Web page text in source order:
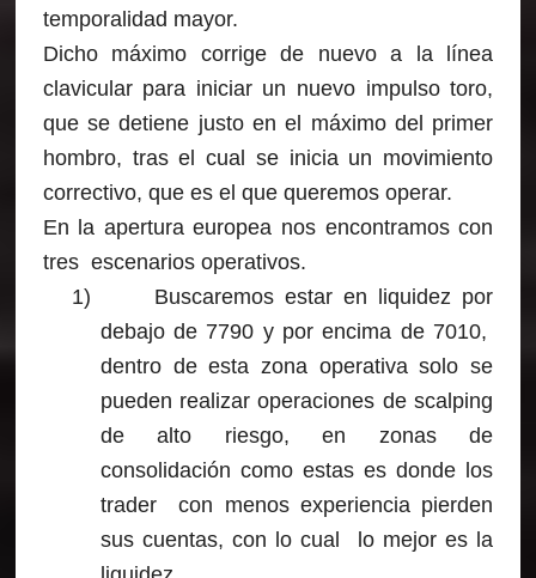
temporalidad mayor.
Dicho máximo corrige de nuevo a la línea
clavicular para iniciar un nuevo impulso toro,
que se detiene justo en el máximo del primer
hombro, tras el cual se inicia un movimiento
correctivo, que es el que queremos operar.
En la apertura europea nos encontramos con
tres escenarios operativos.
1) Buscaremos estar en liquidez por
debajo de 7790 y por encima de 7010,
dentro de esta zona operativa solo se
pueden realizar operaciones de scalping
de alto riesgo, en zonas de
consolidación como estas es donde los
trader con menos experiencia pierden
sus cuentas, con lo cual lo mejor es la